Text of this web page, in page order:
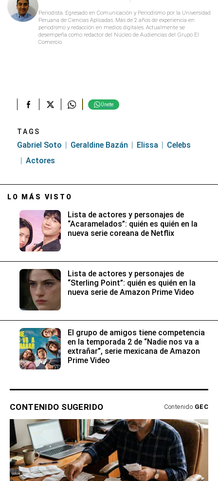
Periodista. Egresado en Comunicación y Periodismo por la Universidad
Peruana de Ciencias Aplicadas. Más de 2 años de experiencia en
periodismo y redacción en medios digitales. Actualmente se
desempeña como redactor del Núcleo de Audiencias del Grupo El
Comercio.
Únete
TAGS
Gabriel Soto Geraldine Bazán Elissa
Celebs
Actores
LO MÁS VISTO
Lista de actores y personajes de
“Acaramelados”: quién es quién en la
nueva serie coreana de Netflix
Lista de actores y personajes de
“Sterling Point”: quién es quién en la
nueva serie de Amazon Prime Video
El grupo de amigos tiene competencia
en la temporada 2 de “Nadie nos va a
extrañar”, serie mexicana de Amazon
Prime Video
CONTENIDO SUGERIDO Contenido GEC